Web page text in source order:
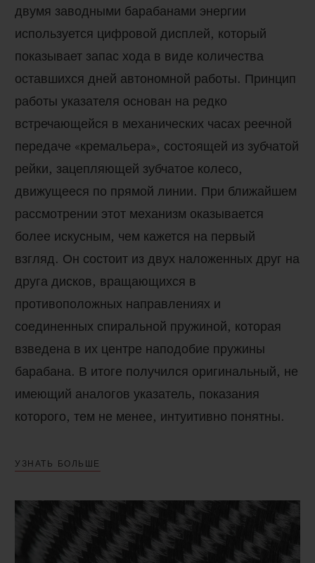
двумя заводными барабанами энергии
используется цифровой дисплей, который
показывает запас хода в виде количества
оставшихся дней автономной работы. Принцип
работы указателя основан на редко
встречающейся в механических часах реечной
передаче «кремальера», состоящей из зубчатой
рейки, зацепляющей зубчатое колесо,
движущееся по прямой линии. При ближайшем
рассмотрении этот механизм оказывается
более искусным, чем кажется на первый
взгляд. Он состоит из двух наложенных друг на
друга дисков, вращающихся в
противоположных направлениях и
соединенных спиральной пружиной, которая
взведена в их центре наподобие пружины
барабана. В итоге получился оригинальный, не
имеющий аналогов указатель, показания
которого, тем не менее, интуитивно понятны.
УЗНАТЬ БОЛЬШЕ